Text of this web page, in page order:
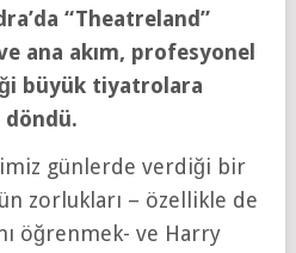
“Theatreland”
ana akım, profesyonel
büyük tiyatrolara
günlerde verdiği bir
zorlukları – özellikle de
öğrenmek- ve Harry